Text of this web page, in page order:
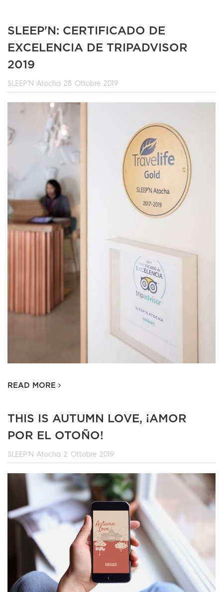
SLEEP'N: CERTIFICADO DE
EXCELENCIA DE TRIPADVISOR
2019
SLEEP'N Atocha 28 Ottobre 2019
READ MORE
THIS IS AUTUMN LOVE, ¡AMOR
POR EL OTOÑO!
SLEEP'N Atocha 2 Ottobre 2019